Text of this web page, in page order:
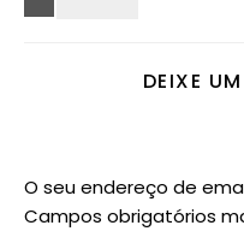
DEIXE
O seu endereço de
Campos obrigatórios